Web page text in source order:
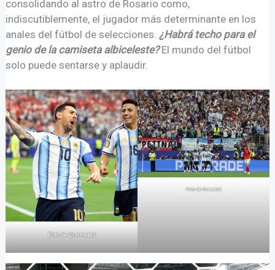
consolidando al astro de Rosario como,
indiscutiblemente, el jugador más determinante en los
anales del fútbol de selecciones.¿Habrá techo para el
genio de la camiseta albiceleste?El mundo del fútbol
solo puede sentarse y aplaudir.
Foto de Conmebol
Foto de Conmebol